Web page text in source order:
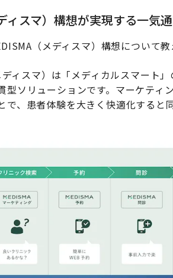
ィスマ）構想が実現する一気
（メディスマ）構想について教
ィスマ）は「メディカルスマート
型ソリューションです。マーケティ
で、患者体験を大きく快適化する